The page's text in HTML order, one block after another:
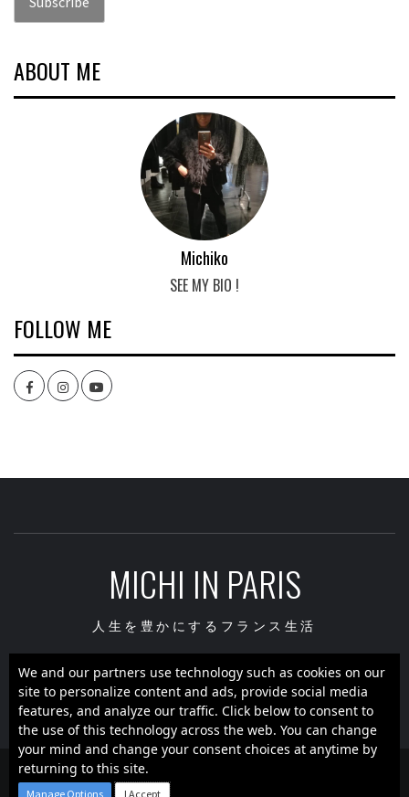
ABOUT ME
Michiko
SEE MY BIO !
FOLLOW ME
FacebookInstagramyoutube
MICHI IN PARIS
人生を豊かにするフランス生活
FacebookInstagramyoutube
Copyright ©Michi in Paris - All rights reserved.
We and our partners use technology such as cookies on our
site to personalize content and ads, provide social media
features, and analyze our traffic. Click below to consent to
the use of this technology across the web. You can change
your mind and change your consent choices at anytime by
returning to this site.
Manage Options I Accept